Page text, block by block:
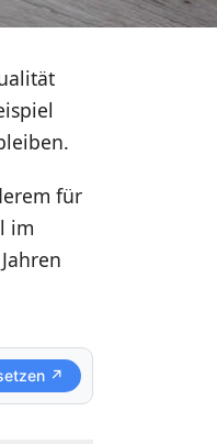
für
im
↗